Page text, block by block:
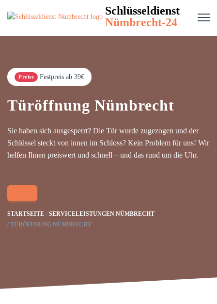
Schlüsseldienst
Nümbrecht-24
Preise Festpreis ab 39€
Türöffnung Nümbrecht
Sie haben sich ausgesperrt? Die Tür wurde zugezogen und der
Schlüssel steckt von innen im Schloss? Kein Problem für uns! Wir
helfen Ihnen preiswert und schnell – und das rund um die Uhr.
STARTSEITE
SERVICELEISTUNGEN NÜMBRECHT
TÜRÖFFNUNG NÜMBRECHT